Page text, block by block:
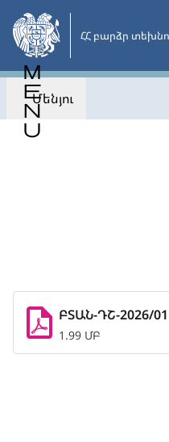
Անցնել
հիմնական
բովանդակությանը
ՀՀ բարձր
Մենյու
ԲՏԱՆ-ԴՇ-2026/01
1.99 ՄԲ